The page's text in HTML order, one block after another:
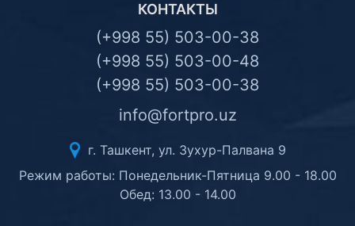
КОНТАКТЫ
(+998 55) 503-00-38
(+998 55) 503-00-48
(+998 55) 503-00-38
info@fortpro.uz
г. Ташкент, ул. Зухур-Палвана 9
Режим работы: Понедельник-Пятница 9.00 - 18.00
Обед: 13.00 - 14.00